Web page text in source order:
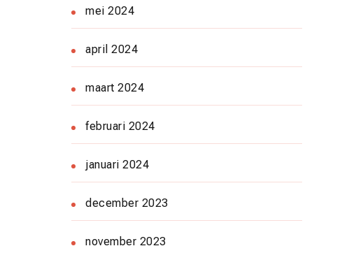
mei 2024
april 2024
maart 2024
februari 2024
januari 2024
december 2023
november 2023